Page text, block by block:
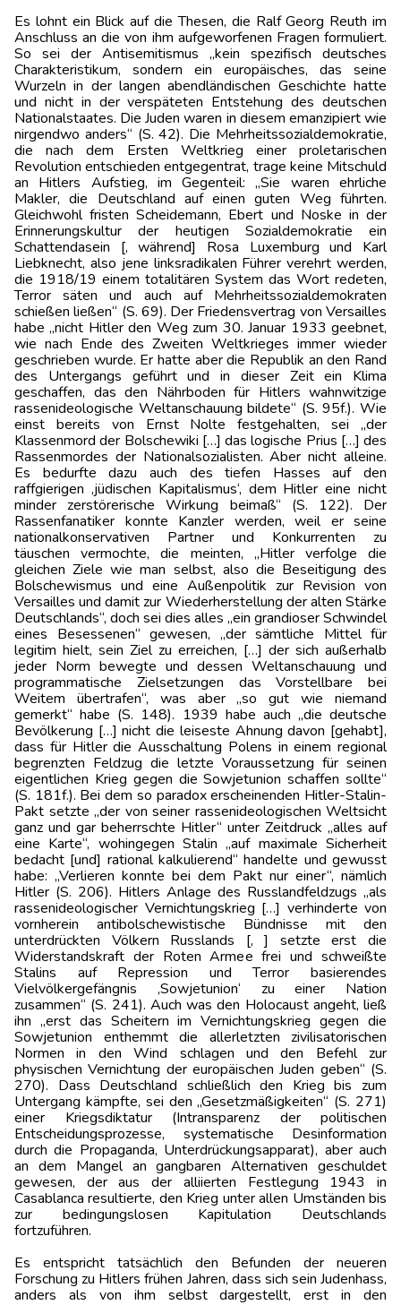
Es lohnt ein Blick auf die Thesen, die Ralf Georg Reuth im
Anschluss an die von ihm aufgeworfenen Fragen formuliert.
So sei der Antisemitismus „kein spezifisch deutsches
Charakteristikum, sondern ein europäisches, das seine
Wurzeln in der langen abendländischen Geschichte hatte
und nicht in der verspäteten Entstehung des deutschen
Nationalstaates. Die Juden waren in diesem emanzipiert wie
nirgendwo anders“ (S. 42). Die Mehrheitssozialdemokratie,
die nach dem Ersten Weltkrieg einer proletarischen
Revolution entschieden entgegentrat, trage keine Mitschuld
an Hitlers Aufstieg, im Gegenteil: „Sie waren ehrliche
Makler, die Deutschland auf einen guten Weg führten.
Gleichwohl fristen Scheidemann, Ebert und Noske in der
Erinnerungskultur der heutigen Sozialdemokratie ein
Schattendasein [, während] Rosa Luxemburg und Karl
Liebknecht, also jene linksradikalen Führer verehrt werden,
die 1918/19 einem totalitären System das Wort redeten,
Terror säten und auch auf Mehrheitssozialdemokraten
schießen ließen“ (S. 69). Der Friedensvertrag von Versailles
habe „nicht Hitler den Weg zum 30. Januar 1933 geebnet,
wie nach Ende des Zweiten Weltkrieges immer wieder
geschrieben wurde. Er hatte aber die Republik an den Rand
des Untergangs geführt und in dieser Zeit ein Klima
geschaffen, das den Nährboden für Hitlers wahnwitzige
rassenideologische Weltanschauung bildete“ (S. 95f.). Wie
einst bereits von Ernst Nolte festgehalten, sei „der
Klassenmord der Bolschewiki […] das logische Prius […] des
Rassenmordes der Nationalsozialisten. Aber nicht alleine.
Es bedurfte dazu auch des tiefen Hasses auf den
raffgierigen ‚jüdischen Kapitalismus‘, dem Hitler eine nicht
minder zerstörerische Wirkung beimaß“ (S. 122). Der
Rassenfanatiker konnte Kanzler werden, weil er seine
nationalkonservativen Partner und Konkurrenten zu
täuschen vermochte, die meinten, „Hitler verfolge die
gleichen Ziele wie man selbst, also die Beseitigung des
Bolschewismus und eine Außenpolitik zur Revision von
Versailles und damit zur Wiederherstellung der alten Stärke
Deutschlands“, doch sei dies alles „ein grandioser Schwindel
eines Besessenen“ gewesen, „der sämtliche Mittel für
legitim hielt, sein Ziel zu erreichen, […] der sich außerhalb
jeder Norm bewegte und dessen Weltanschauung und
programmatische Zielsetzungen das Vorstellbare bei
Weitem übertrafen“, was aber „so gut wie niemand
gemerkt“ habe (S. 148). 1939 habe auch „die deutsche
Bevölkerung […] nicht die leiseste Ahnung davon [gehabt],
dass für Hitler die Ausschaltung Polens in einem regional
begrenzten Feldzug die letzte Voraussetzung für seinen
eigentlichen Krieg gegen die Sowjetunion schaffen sollte“
(S. 181f.). Bei dem so paradox erscheinenden Hitler-Stalin-
Pakt setzte „der von seiner rassenideologischen Weltsicht
ganz und gar beherrschte Hitler“ unter Zeitdruck „alles auf
eine Karte“, wohingegen Stalin „auf maximale Sicherheit
bedacht [und] rational kalkulierend“ handelte und gewusst
habe: „Verlieren konnte bei dem Pakt nur einer“, nämlich
Hitler (S. 206). Hitlers Anlage des Russlandfeldzugs „als
rassenideologischer Vernichtungskrieg […] verhinderte von
vornherein antibolschewistische Bündnisse mit den
unterdrückten Völkern Russlands [, ] setzte erst die
Widerstandskraft der Roten Armee frei und schweißte
Stalins auf Repression und Terror basierendes
Vielvölkergefängnis ‚Sowjetunion‘ zu einer Nation
zusammen“ (S. 241). Auch was den Holocaust angeht, ließ
ihn „erst das Scheitern im Vernichtungskrieg gegen die
Sowjetunion enthemmt die allerletzten zivilisatorischen
Normen in den Wind schlagen und den Befehl zur
physischen Vernichtung der europäischen Juden geben“ (S.
270). Dass Deutschland schließlich den Krieg bis zum
Untergang kämpfte, sei den „Gesetzmäßigkeiten“ (S. 271)
einer Kriegsdiktatur (Intransparenz der politischen
Entscheidungsprozesse, systematische Desinformation
durch die Propaganda, Unterdrückungsapparat), aber auch
an dem Mangel an gangbaren Alternativen geschuldet
gewesen, der aus der alliierten Festlegung 1943 in
Casablanca resultierte, den Krieg unter allen Umständen bis
zur bedingungslosen Kapitulation Deutschlands
fortzuführen.
Es entspricht tatsächlich den Befunden der neueren
Forschung zu Hitlers frühen Jahren, dass sich sein Judenhass,
anders als von ihm selbst dargestellt, erst in den